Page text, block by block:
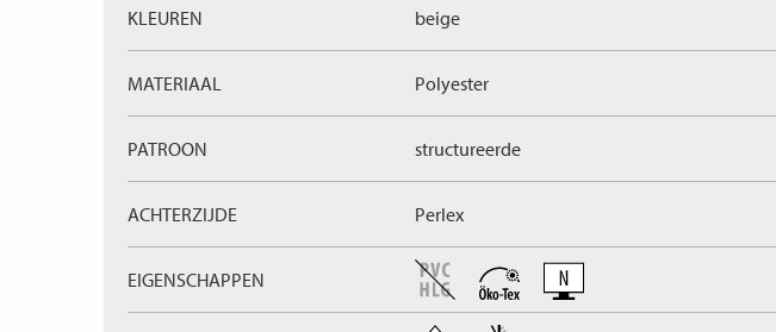
KLEUREN beige
MATERIAAL Polyester
PATROON structureerde
ACHTERZIJDE Perlex
EIGENSCHAPPEN